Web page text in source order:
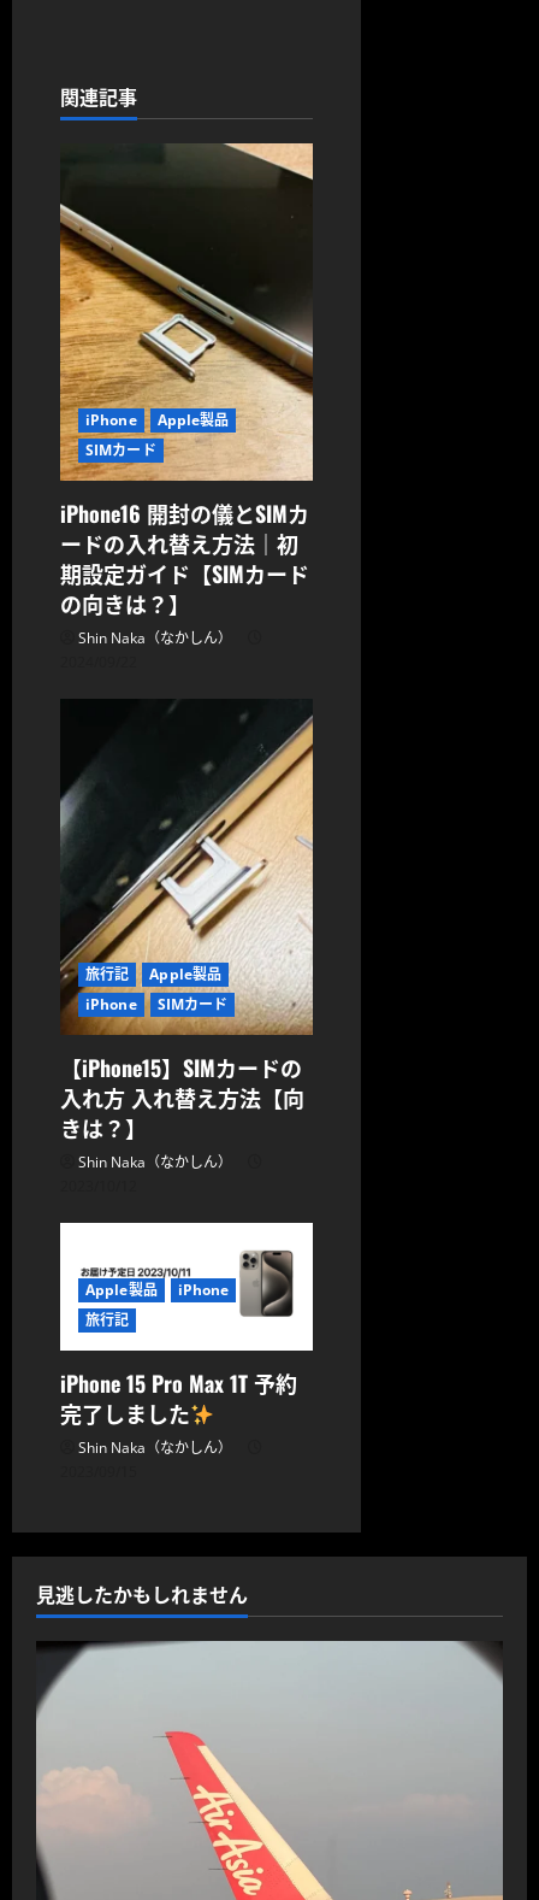
シ
ン
関連記事
iPhone
Apple製品
SIMカード
iPhone16 開封の儀とSIMカ
ードの入れ替え方法｜初
期設定ガイド【SIMカード
の向きは？】
Shin Naka（なかしん）
旅行記
Apple製品
iPhone
SIMカード
【iPhone15】SIMカードの
入れ方 入れ替え方法【向
きは？】
Shin Naka（なかしん）
Apple製品
iPhone
旅行記
iPhone 15 Pro Max 1T 予約
完了しました
Shin Naka（なかしん）
見逃したかもしれません